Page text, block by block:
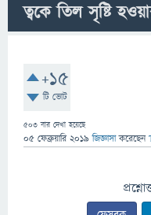
ত্বকে তিল সৃষ্টি
+15
টি ভোট
503 বার দেখা হয়েছে
05 ফেব্রুয়ারি 2019 জিজ্ঞাসাকরেছেন